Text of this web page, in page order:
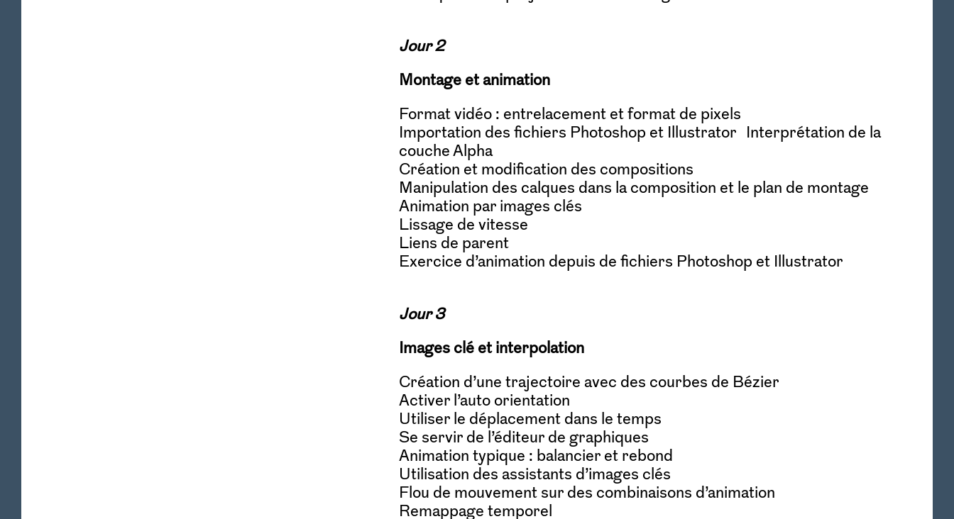
Jour 2
Montage et animation
Format vidéo : entrelacement et format de pixels
Importation des fichiers Photoshop et Illustrator Interprétation de la
couche Alpha
Création et modification des compositions
Manipulation des calques dans la composition et le plan de montage
Animation par images clés
Lissage de vitesse
Liens de parent
Exercice d’animation depuis de fichiers Photoshop et Illustrator
Jour 3
Images clé et interpolation
Création d’une trajectoire avec des courbes de Bézier
Activer l’auto orientation
Utiliser le déplacement dans le temps
Se servir de l’éditeur de graphiques
Animation typique : balancier et rebond
Utilisation des assistants d’images clés
Flou de mouvement sur des combinaisons d’animation
Remappage temporel